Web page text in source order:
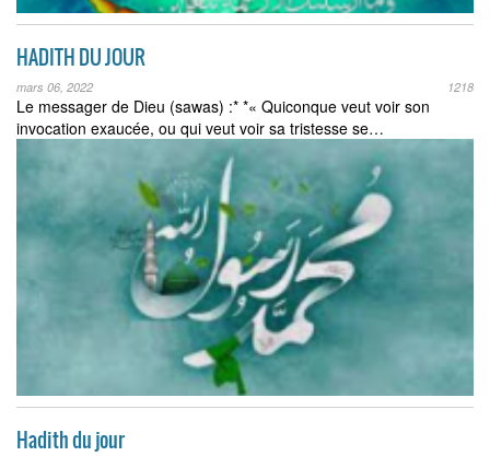
HADITH DU JOUR
mars 06, 2022 1218
Le messager de Dieu (sawas) :* *« Quiconque veut voir son
invocation exaucée, ou qui veut voir sa tristesse se…
Hadith du jour